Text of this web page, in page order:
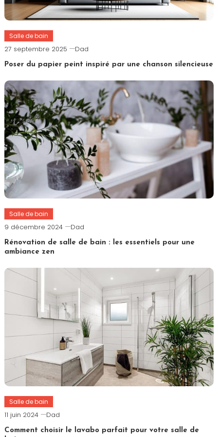
Salle de bain
27 septembre 2025 Dad
Poser du papier peint inspiré par une chanson silencieuse
Salle de bain
9 décembre 2024 Dad
Rénovation de salle de bain : les essentiels pour une
ambiance zen
Salle de bain
11 juin 2024 Dad
Comment choisir le lavabo parfait pour votre salle de